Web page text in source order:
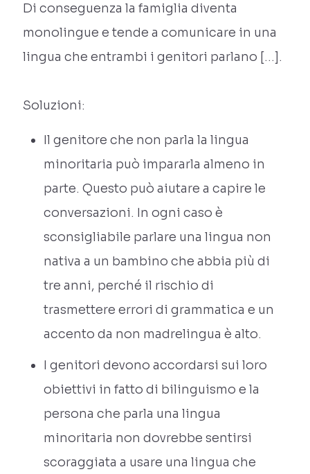
Di conseguenza la famiglia diventa
monolingue e tende a comunicare in una
lingua che entrambi i genitori parlano […].
Soluzioni:
Il genitore che non parla la lingua
minoritaria può impararla almeno in
parte. Questo può aiutare a capire le
conversazioni. In ogni caso è
sconsigliabile parlare una lingua non
nativa a un bambino che abbia più di
tre anni, perché il rischio di
trasmettere errori di grammatica e un
accento da non madrelingua è alto.
I genitori devono accordarsi sui loro
obiettivi in fatto di bilinguismo e la
persona che parla una lingua
minoritaria non dovrebbe sentirsi
scoraggiata a usare una lingua che